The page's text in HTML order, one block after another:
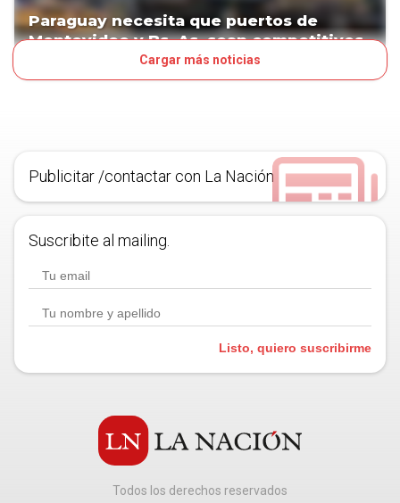
Paraguay necesita que puertos de
Montevideo y Bs. As. sean competitivos
Cargar más noticias
Publicitar /contactar con La Nación
Suscribite al mailing.
Listo, quiero suscribirme
Todos los derechos reservados